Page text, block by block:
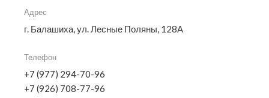
Адрес
г. Балашиха, ул. Лесные Поляны, 128А
Телефон
+7 (977) 294-70-96
+7 (926) 708-77-96